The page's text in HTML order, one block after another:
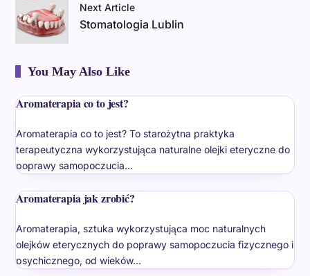
Next Article
Stomatologia Lublin
You May Also Like
Aromaterapia co to jest?
Aromaterapia co to jest? To starożytna praktyka
terapeutyczna wykorzystująca naturalne olejki eteryczne do
poprawy samopoczucia…
Aromaterapia jak zrobić?
Aromaterapia, sztuka wykorzystująca moc naturalnych
olejków eterycznych do poprawy samopoczucia fizycznego i
psychicznego, od wieków…